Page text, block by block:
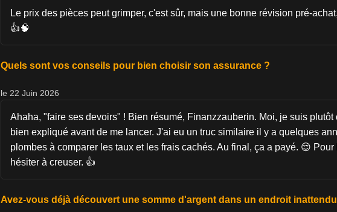
Le prix des pièces peut grimper, c'est sûr, mais une bonne révision pré-
👍🧠
Quels sont vos conseils pour bien choisir son assurance ?
le 22 Juin 2026
Ahaha, "faire ses devoirs" ! Bien résumé, Finanzzauberin. Moi, je suis
bien expliqué avant de me lancer. J'ai eu un truc similaire il y a quelques
plombes à comparer les taux et les frais cachés. Au final, ça a payé. 😌
hésiter à creuser. 👍
Avez-vous déjà découvert une somme d'argent dans un endroit